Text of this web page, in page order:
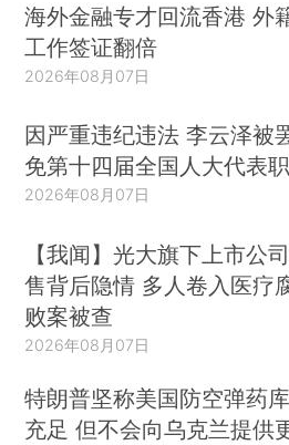
海外金融专才回流香港 外
工作签证翻倍
2026年08月07日
因严重违纪违法 李云泽被
免第十四届全国人大代表
2026年08月07日
【我闻】光大旗下上市公
售背后隐情 多人卷入医疗
败案被查
2026年08月07日
特朗普坚称美国防空弹药
充足 但不会向乌克兰提供